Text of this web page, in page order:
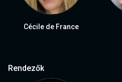
Cécile de France
Rendezők